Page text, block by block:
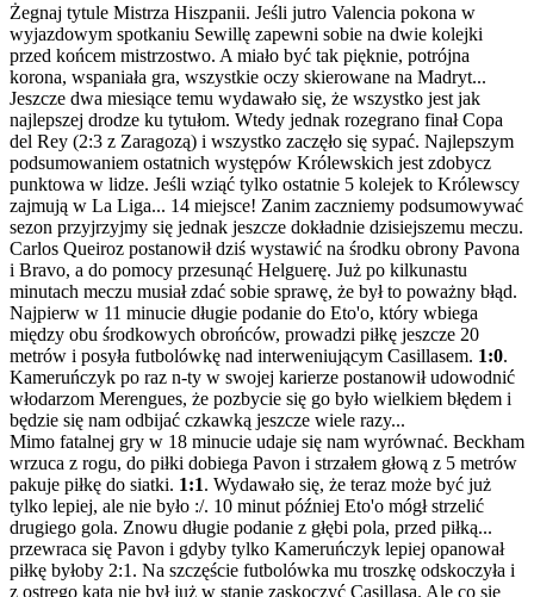
Żegnaj tytule Mistrza Hiszpanii. Jeśli jutro Valencia pokona w
wyjazdowym spotkaniu Sewillę zapewni sobie na dwie kolejki
przed końcem mistrzostwo. A miało być tak pięknie, potrójna
korona, wspaniała gra, wszystkie oczy skierowane na Madryt...
Jeszcze dwa miesiące temu wydawało się, że wszystko jest jak
najlepszej drodze ku tytułom. Wtedy jednak rozegrano finał Copa
del Rey (2:3 z Zaragozą) i wszystko zaczęło się sypać. Najlepszym
podsumowaniem ostatnich występów Królewskich jest zdobycz
punktowa w lidze. Jeśli wziąć tylko ostatnie 5 kolejek to Królewscy
zajmują w La Liga... 14 miejsce! Zanim zaczniemy podsumowywać
sezon przyjrzyjmy się jednak jeszcze dokładnie dzisiejszemu meczu.
Carlos Queiroz postanowił dziś wystawić na środku obrony Pavona
i Bravo, a do pomocy przesunąć Helguerę. Już po kilkunastu
minutach meczu musiał zdać sobie sprawę, że był to poważny błąd.
Najpierw w 11 minucie długie podanie do Eto'o, który wbiega
między obu środkowych obrońców, prowadzi piłkę jeszcze 20
metrów i posyła futbolówkę nad interweniującym Casillasem. 1:0.
Kameruńczyk po raz n-ty w swojej karierze postanowił udowodnić
włodarzom Merengues, że pozbycie się go było wielkiem błędem i
będzie się nam odbijać czkawką jeszcze wiele razy...
Mimo fatalnej gry w 18 minucie udaje się nam wyrównać. Beckham
wrzuca z rogu, do piłki dobiega Pavon i strzałem głową z 5 metrów
pakuje piłkę do siatki. 1:1. Wydawało się, że teraz może być już
tylko lepiej, ale nie było :/. 10 minut później Eto'o mógł strzelić
drugiego gola. Znowu długie podanie z głębi pola, przed piłką...
przewraca się Pavon i gdyby tylko Kameruńczyk lepiej opanował
piłkę byłoby 2:1. Na szczęście futbolówka mu troszkę odskoczyła i
z ostrego kąta nie był już w stanie zaskoczyć Casillasa. Ale co się